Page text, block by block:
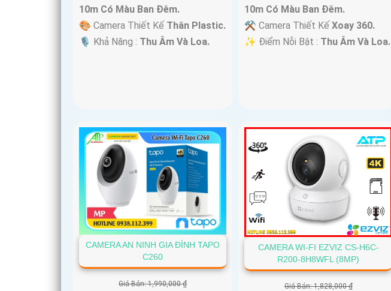
10m Có Màu Ban Ðêm.
🎨 Camera Thiết Kế Thân Plastic.
️🎙 Khả Năng : Thu Âm Và Loa.
10m Có Màu Ban Ðêm.
⚒ Camera Thiết KếXoay 360.
️✨ Điểm Nỗi Bật : Thu Âm Và Loa.
CAMERA AN NINH GIA ĐÌNH TAPO
C260
Giá Bán: 1,990,000 ₫
CAMERA WI-FI EZVIZ CS-H6C-
R200-8H8WFL (8MP)
Giá Bán: 1,828,000 ₫